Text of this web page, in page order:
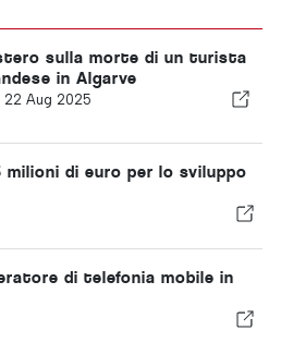
sulla morte di un turista
in Algarve
22 Aug 2025
milioni di euro per lo sviluppo
di telefonia mobile in